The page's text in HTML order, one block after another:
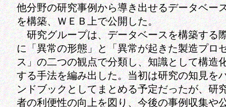
他分野の研究事例から導き出せるデータベー
を構築、ＷＥＢ上で公開した。
研究グループは、データベースを構築する
に「異常の形態」と「異常が起きた製造プロ
ス」の二つの観点で分類し、知識として構造
する手法を編み出した。当初は研究の知見を
ンドブックとしてまとめる予定だったが、研
者の利便性の向上を図り、今後の事例収集や